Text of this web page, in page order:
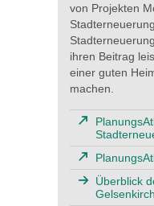
von Projekten
ihren Beitrag
einer guten
machen.
Überblick